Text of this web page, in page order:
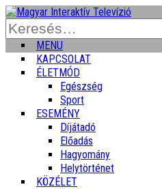
Keresés:
MENU
KAPCSOLAT
ÉLETMÓD
Egészség
Sport
ESEMÉNY
Díjátadó
Előadás
Hagyomány
Helytörténet
KÖZÉLET